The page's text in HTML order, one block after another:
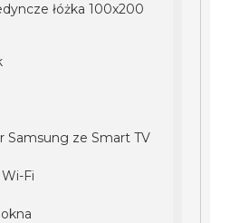
łóżka 100x200
Samsung ze Smart TV
Fi